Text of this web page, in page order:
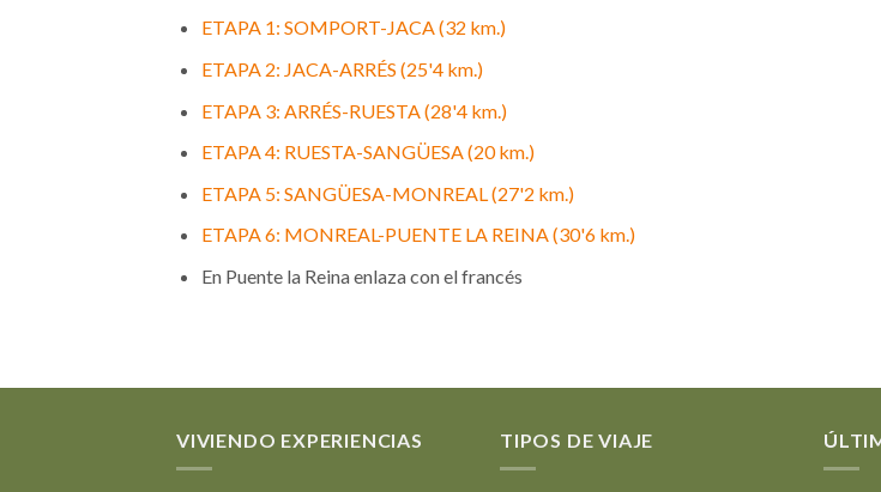
ETAPA 1: SOMPORT-JACA (32 km.)
ETAPA 2: JACA-ARRÉS (25'4 km.)
ETAPA 3: ARRÉS-RUESTA (28'4 km.)
ETAPA 4: RUESTA-SANGÜESA (20 km.)
ETAPA 5: SANGÜESA-MONREAL (27'2 km.)
ETAPA 6: MONREAL-PUENTE LA REINA (30'6 km.)
En Puente la Reina enlaza con el francés
VIVIENDO EXPERIENCIAS TIPOS DE VIAJE